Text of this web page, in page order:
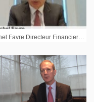
Michel Favre Directeur Financier Faurecia : « La crise donne toujours des opportunités »